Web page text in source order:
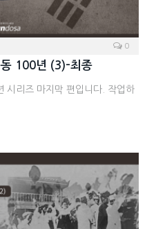
0
100년 (3)-최종
시리즈 마지막 편입니다. 작업하